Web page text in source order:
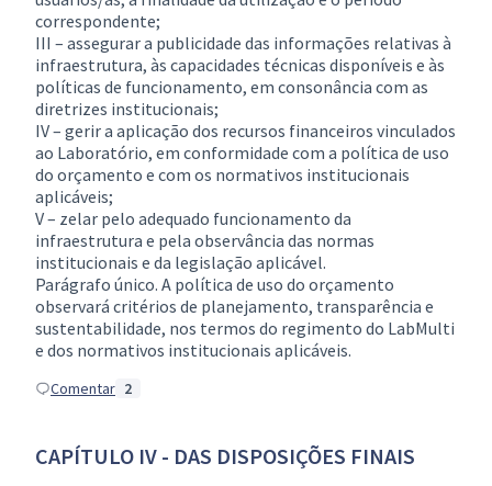
correspondente;
III – assegurar a publicidade das informações relativas à
infraestrutura, às capacidades técnicas disponíveis e às
políticas de funcionamento, em consonância com as
diretrizes institucionais;
IV – gerir a aplicação dos recursos financeiros vinculados
ao Laboratório, em conformidade com a política de uso
do orçamento e com os normativos institucionais
aplicáveis;
V – zelar pelo adequado funcionamento da
infraestrutura e pela observância das normas
institucionais e da legislação aplicável.
Parágrafo único. A política de uso do orçamento
observará critérios de planejamento, transparência e
sustentabilidade, nos termos do regimento do LabMulti
e dos normativos institucionais aplicáveis.
Comentar 2
CAPÍTULO IV - DAS DISPOSIÇÕES FINAIS